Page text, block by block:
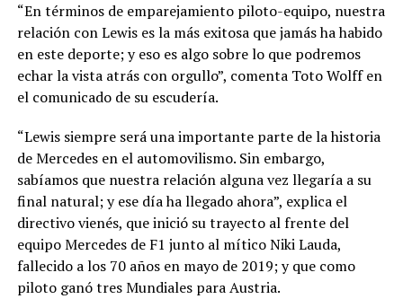
“En términos de emparejamiento piloto-equipo, nuestra
relación con Lewis es la más exitosa que jamás ha habido
en este deporte; y eso es algo sobre lo que podremos
echar la vista atrás con orgullo”, comenta Toto Wolff en
el comunicado de su escudería.
“Lewis siempre será una importante parte de la historia
de Mercedes en el automovilismo. Sin embargo,
sabíamos que nuestra relación alguna vez llegaría a su
final natural; y ese día ha llegado ahora”, explica el
directivo vienés, que inició su trayecto al frente del
equipo Mercedes de F1 junto al mítico Niki Lauda,
fallecido a los 70 años en mayo de 2019; y que como
piloto ganó tres Mundiales para Austria.